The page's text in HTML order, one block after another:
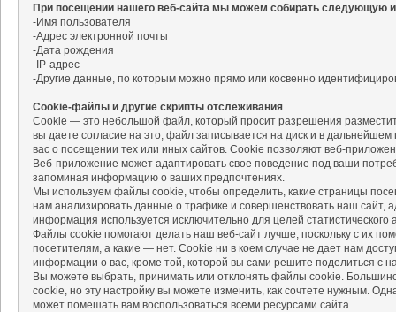
При посещении нашего веб-сайта мы можем собирать следующую
-Имя пользователя
-Адрес электронной почты
-Дата рождения
-IP-адрес
-Другие данные, по которым можно прямо или косвенно
Cookie-файлы и другие скрипты отслеживания
Cookie — это небольшой файл, который просит разрешения
вы даете согласие на это, файл записывается на диск и в
вас о посещении тех или иных сайтов. Cookie позволяют веб-
Веб-приложение может адаптировать свое поведение под ваши
запоминая информацию о ваших предпочтениях.
Мы используем файлы cookie, чтобы определить, какие страницы
нам анализировать данные о трафике и совершенствовать наш сайт,
информация используется исключительно для целей
Файлы cookie помогают делать наш веб-сайт лучше, поскольку с их
посетителям, а какие — нет. Cookie ни в коем случае не дает нам
информации о вас, кроме той, которой вы сами решите поделиться с
Вы можете выбрать, принимать или отклонять файлы cookie.
cookie, но эту настройку вы можете изменить, как сочтете нужным.
может помешать вам воспользоваться всеми ресурсами сайта.